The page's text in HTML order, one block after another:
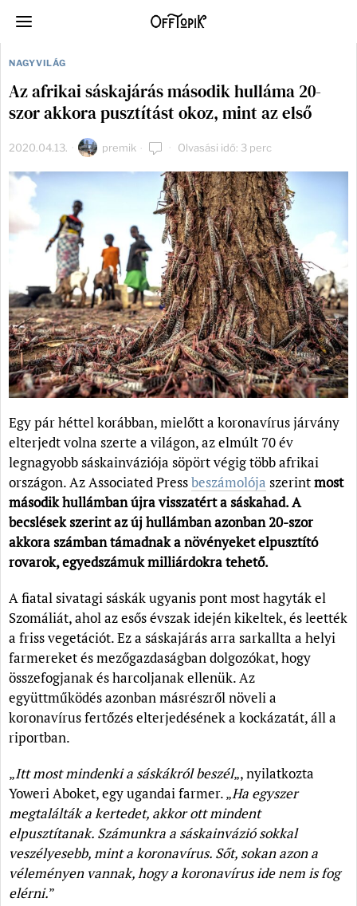
NAGYVILÁG
Az afrikai sáskajárás második hulláma 20-
szor akkora pusztítást okoz, mint az első
2020.04.13. premik Olvasási idő: 3 perc
Egy pár héttel korábban, mielőtt a koronavírus járvány
elterjedt volna szerte a világon, az elmúlt 70 év
legnagyobb sáskainváziója söpört végig több afrikai
országon. Az Associated Pressbeszámolója szerintmost
második hullámban újra visszatért a sáskahad. A
becslések szerint az új hullámban azonban 20-szor
akkora számban támadnak a növényeket elpusztító
rovarok, egyedszámuk milliárdokra tehető.
A fiatal sivatagi sáskák ugyanis pont most hagyták el
Szomáliát, ahol az esős évszak idején kikeltek, és leették
a friss vegetációt. Ez a sáskajárás arra sarkallta a helyi
farmereket és mezőgazdaságban dolgozókat, hogy
összefogjanak és harcoljanak ellenük. Az
együttműködés azonban másrészről növeli a
koronavírus fertőzés elterjedésének a kockázatát, áll a
riportban.
„Itt most mindenki a sáskákról beszél„, nyilatkozta
Yoweri Aboket, egy ugandai farmer. „Ha egyszer
megtalálták a kertedet, akkor ott mindent
elpusztítanak. Számunkra a sáskainvázió sokkal
veszélyesebb, mint a koronavírus. Sőt, sokan azon a
véleményen vannak, hogy a koronavírus ide nem is fog
elérni.”